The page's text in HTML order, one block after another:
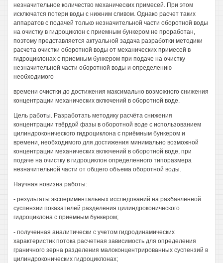
незначительное количество механических примесей. При этом
исключатся потери воды с нижним сливом. Однако расчет таких
аппаратов с подачей только незначительной части оборотной воды
на очистку в гидроциклон с приемным бункером не проработан,
поэтому представляется актуальной задача разработки методики
расчета очистки оборотной воды от механических примесей в
гидроциклонах с приемным бункером при подаче на очистку
незначительной части оборотной воды и определению
необходимого
времени очистки до достижения максимально возможного снижения
концентрации механических включений в оборотной воде.
Цель работы. Разработать методику расчёта снижения
концентрации твёрдой фазы в оборотной воде с использованием
цилиндроконического гидроциклона с приёмным бункером и
времени, необходимого для достижения минимально возможной
концентрации механических включений в оборотной воде, при
подаче на очистку в гидроциклон определенного типоразмера
незначительной части от общего объема оборотной воды.
Научная новизна работы:
- результаты экспериментальных исследований на разбавленной
суспензии показателей разделения цилиндроконического
гидроциклона с приемным бункером;
- полученная аналитически с учетом гидродинамических
характеристик потока расчетная зависимость для определения
граничного зерна разделения малоконцентрированных суспензий в
цилиндроконических гидроциклонах;